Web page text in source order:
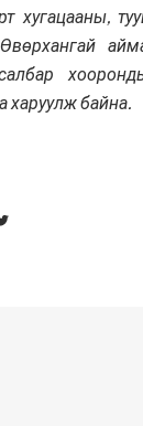
хугацааны,
харуулж байна.